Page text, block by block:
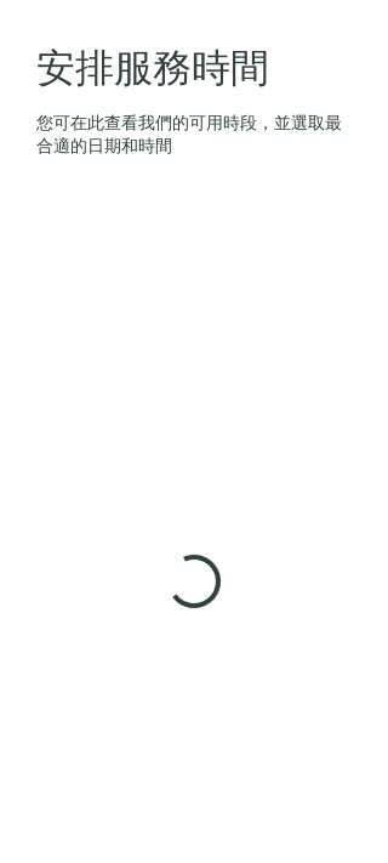
安排服務時間
您可在此查看我們的可用時段，並選取最
合適的日期和時間